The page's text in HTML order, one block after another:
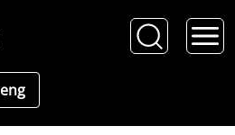
eng